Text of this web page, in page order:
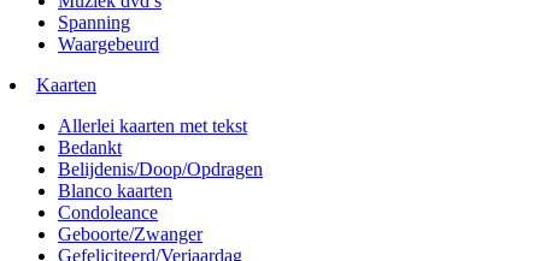
Spanning
Waargebeurd
Kaarten
Allerlei kaarten met tekst
Bedankt
Belijdenis/Doop/Opdragen
Blanco kaarten
Condoleance
Geboorte/Zwanger
Gefeliciteerd/Verjaardag